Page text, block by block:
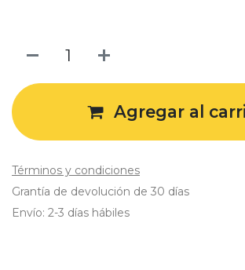
Agregar al
Términos y condiciones
Grantía de devolución de 30 días
Envío: 2-3 días hábiles